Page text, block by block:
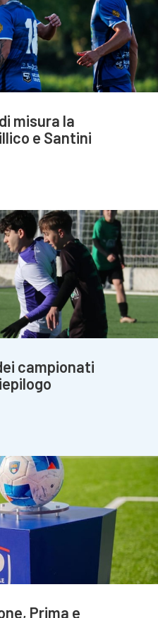
misura la
e Santini
campionati
Prima e